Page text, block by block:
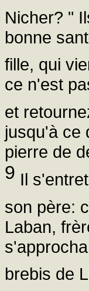
Nicher? "
bonne
fille, qui
ce n'est
et
jusqu'à ce
pierre de
9 Il
son père:
Laban,
brebis de